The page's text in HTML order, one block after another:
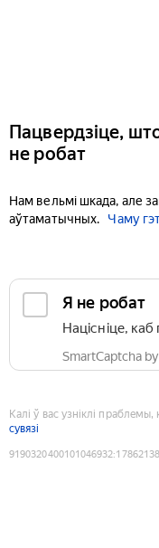
Пацвердзіце,
не робат
Нам вельмі шкада, але
аўтаматычных.
Чаму
Я не робат
Націсніце,
SmartCaptcha
Калі ў вас узніклі праблемы,
сувязі
9190320400101046932: